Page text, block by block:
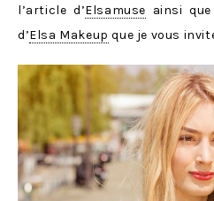
l’article d’Elsamuse ainsi
d’Elsa Makeup que je vous